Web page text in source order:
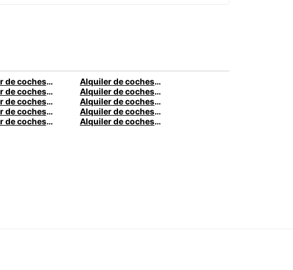
Alquiler de coches en Almería
Alquiler de coches en Vigo
Alquiler de coches en Gran Canaria
Alquiler de coches en Tenerife
Alquiler de coches en Olbia
Alquiler de coches en Florencia
Alquiler de coches en Edimburgo
Alquiler de coches en Oporto
Alquiler de coches en Fráncfort Alquiler de coches en Bruselas